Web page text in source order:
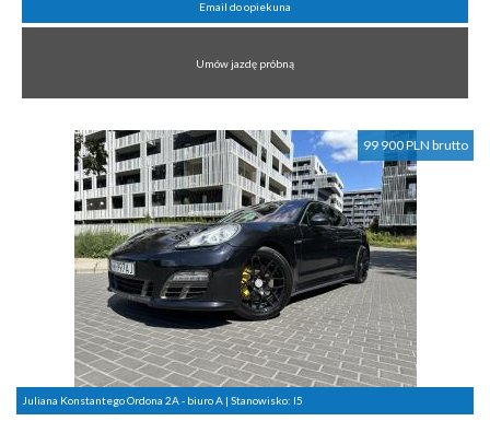
Email do opiekuna
Umów jazdę próbną
99 900 PLN brutto
Juliana Konstantego Ordona 2A - biuro A | Stanowisko: I5